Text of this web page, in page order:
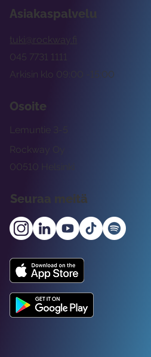
Asiakaspalvelu
tuki@rockway.fi
Arkisin klo 09:00 -15:00
045 7731 1111
Osoite
Rockway Oy
Lemuntie 3-5
00510 Helsinki
Seuraa meitä